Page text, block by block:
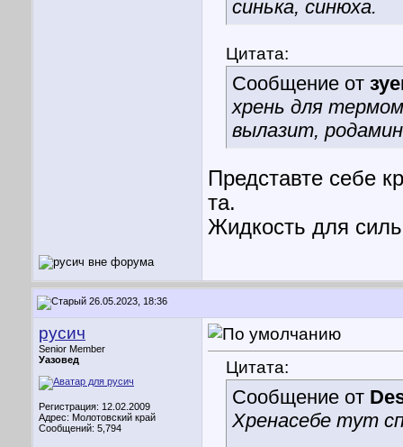
синька, синюха.
Цитата:
Сообщение от
хрень для
вылазит,
Представте себе
та.
Жидкость для
26.05.2023, 18:36
русич
Senior Member
Уазовед
Регистрация: 12.02.2009
Адрес: Молотовский край
Сообщений: 5,794
Цитата:
Сообщение от
Хренасебе тут